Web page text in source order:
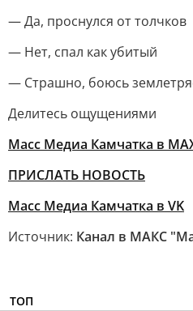
— Да, проснулся от толчков
— Нет, спал как убитый
— Страшно, боюсь
Делитесь ощущениями
Масс Медиа Камчатка в
ПРИСЛАТЬ НОВОСТЬ
Масс Медиа Камчатка в VK
Источник: Канал в МАКС
ТОП